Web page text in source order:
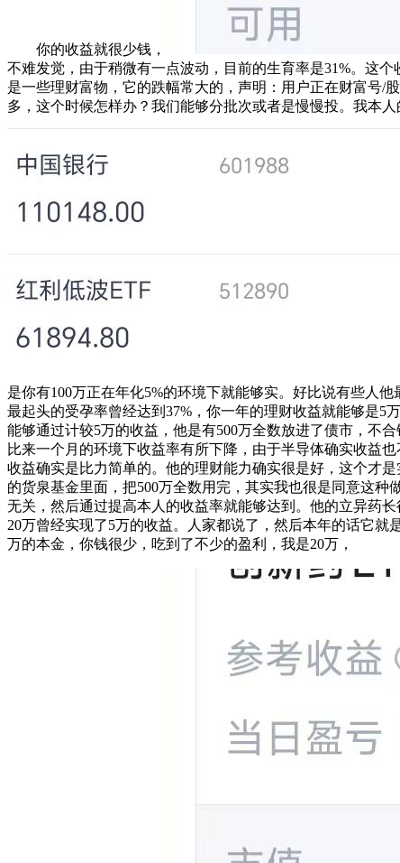
你的收益就很少钱，
不难发觉，由于稍微有一点波动，目前的生育率是31%。这
是一些理财富物，它的跌幅常大的，声明：用户正在财富号/
多，这个时候怎样办？我们能够分批次或者是慢慢投。我本
是你有100万正在年化5%的环境下就能够实。好比说有些人
最起头的受孕率曾经达到37%，你一年的理财收益就能够是
能够通过计较5万的收益，他是有500万全数放进了债市，不
比来一个月的环境下收益率有所下降，由于半导体确实收益
收益确实是比力简单的。他的理财能力确实很是好，这个才
的货泉基金里面，把500万全数用完，其实我也很是同意这
无关，然后通过提高本人的收益率就能够达到。他的立异药
20万曾经实现了5万的收益。人家都说了，然后本年的话它
万的本金，你钱很少，吃到了不少的盈利，我是20万，